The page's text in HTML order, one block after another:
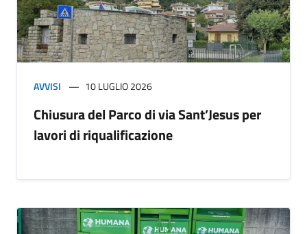
AVVISI 10 LUGLIO 2026
Chiusura del Parco di via Sant’Jesus per
lavori di riqualificazione